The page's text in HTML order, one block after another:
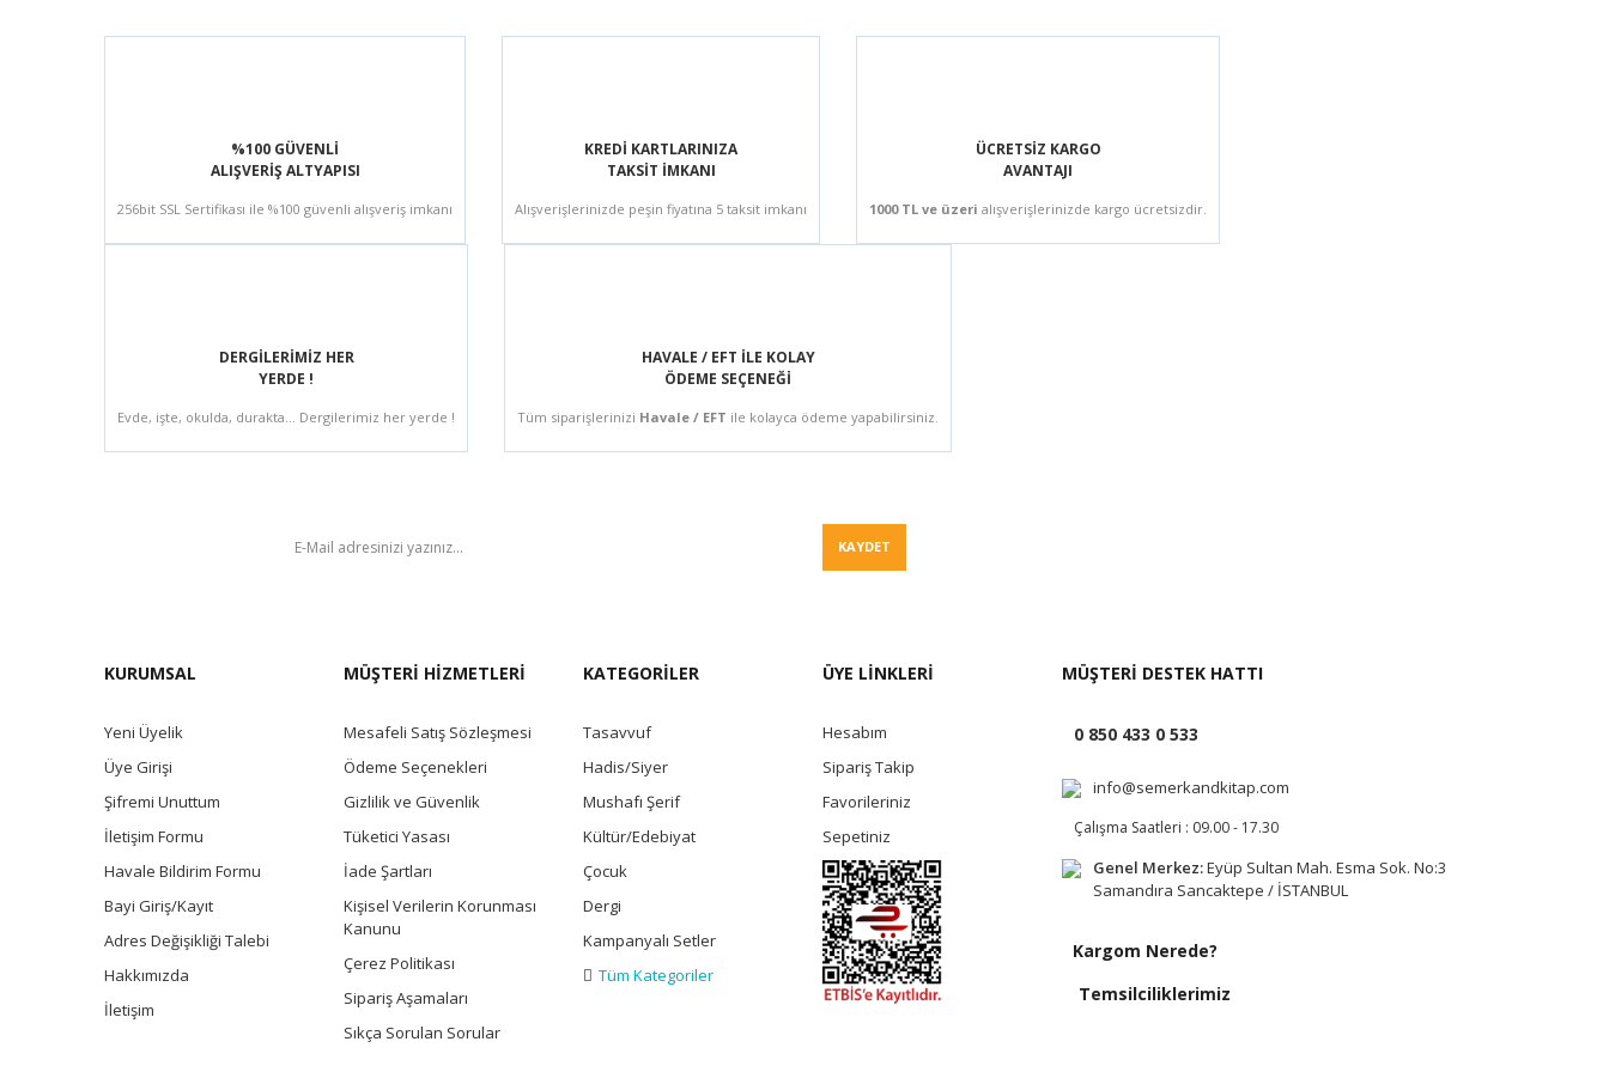
%100 GÜVENLİ
ALIŞVERİŞ ALTYAPISI
256bit SSL Sertifikası ile %100 güvenli alışveriş imkanı
KREDİ KARTLARINIZA
TAKSİT İMKANI
Alışverişlerinizde peşin fiyatına 5 taksit imkanı
ÜCRETSİZ KARGO
AVANTAJI
1000 TL ve üzeri alışverişlerinizde kargo ücretsizdir.
DERGİLERİMİZ HER
YERDE !
Evde, işte, okulda, durakta... Dergilerimiz her yerde !
HAVALE / EFT İLE KOLAY
ÖDEME SEÇENEĞİ
Tüm siparişlerinizi Havale / EFT ile kolayca ödeme yapabilirsiniz.
KAYDET
KURUMSAL
Yeni Üyelik
Üye Girişi
Şifremi Unuttum
İletişim Formu
Havale Bildirim Formu
Bayi Giriş/Kayıt
Adres Değişikliği Talebi
Hakkımızda
İletişim
MÜŞTERİ HİZMETLERİ
Mesafeli Satış Sözleşmesi
Ödeme Seçenekleri
Gizlilik ve Güvenlik
Tüketici Yasası
İade Şartları
Kişisel Verilerin Korunması
Kanunu
Çerez Politikası
Sipariş Aşamaları
Sıkça Sorulan Sorular
KATEGORİLER
Tasavvuf
Hadis/Siyer
Mushafı Şerif
Kültür/Edebiyat
Çocuk
Dergi
Kampanyalı Setler
Tüm Kategoriler
ÜYE LİNKLERİ
Hesabım
Sipariş Takip
Favorileriniz
Sepetiniz
MÜŞTERİ DESTEK HATTI
0 850 433 0 533
info@semerkandkitap.com
Çalışma Saatleri : 09.00 - 17.30
Genel Merkez:Eyüp Sultan Mah. Esma Sok. No:3
Samandıra Sancaktepe / İSTANBUL
Kargom Nerede?
Temsilciliklerimiz